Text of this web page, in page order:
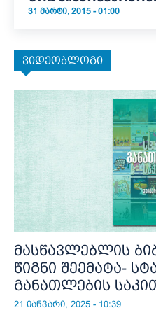
31 ᲛᲐᲠᲢᲘ, 2015 - 01:00
ვიდეობლოგი
მასწავლებლის
წიგნი შეემატა-
განათლების
21 იანვარი, 2025 - 10:39